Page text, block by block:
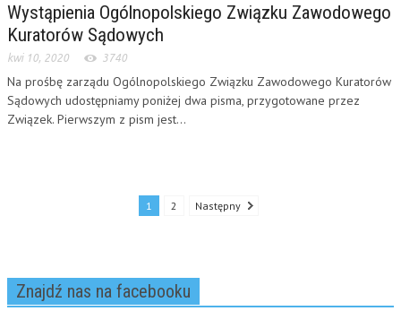
Wystąpienia Ogólnopolskiego Związku Zawodowego
Kuratorów Sądowych
kwi 10, 2020 3740
Na prośbę zarządu Ogólnopolskiego Związku Zawodowego Kuratorów
Sądowych udostępniamy poniżej dwa pisma, przygotowane przez
Związek. Pierwszym z pism jest...
1 2 Następny
Znajdź nas na facebooku